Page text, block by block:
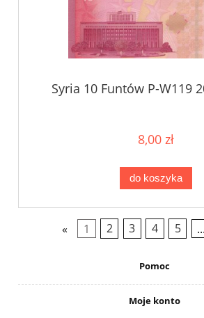
Syria 10 Funtów P-W119
8,00 zł
do koszyka
« 1 2 3 4 5 ...
Pomoc
Moje konto